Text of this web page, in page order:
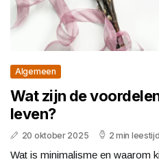
Algemeen
Wat zijn de
leven?
20 oktober 2025 2 min leestijd
Wat is minimalisme en waarom